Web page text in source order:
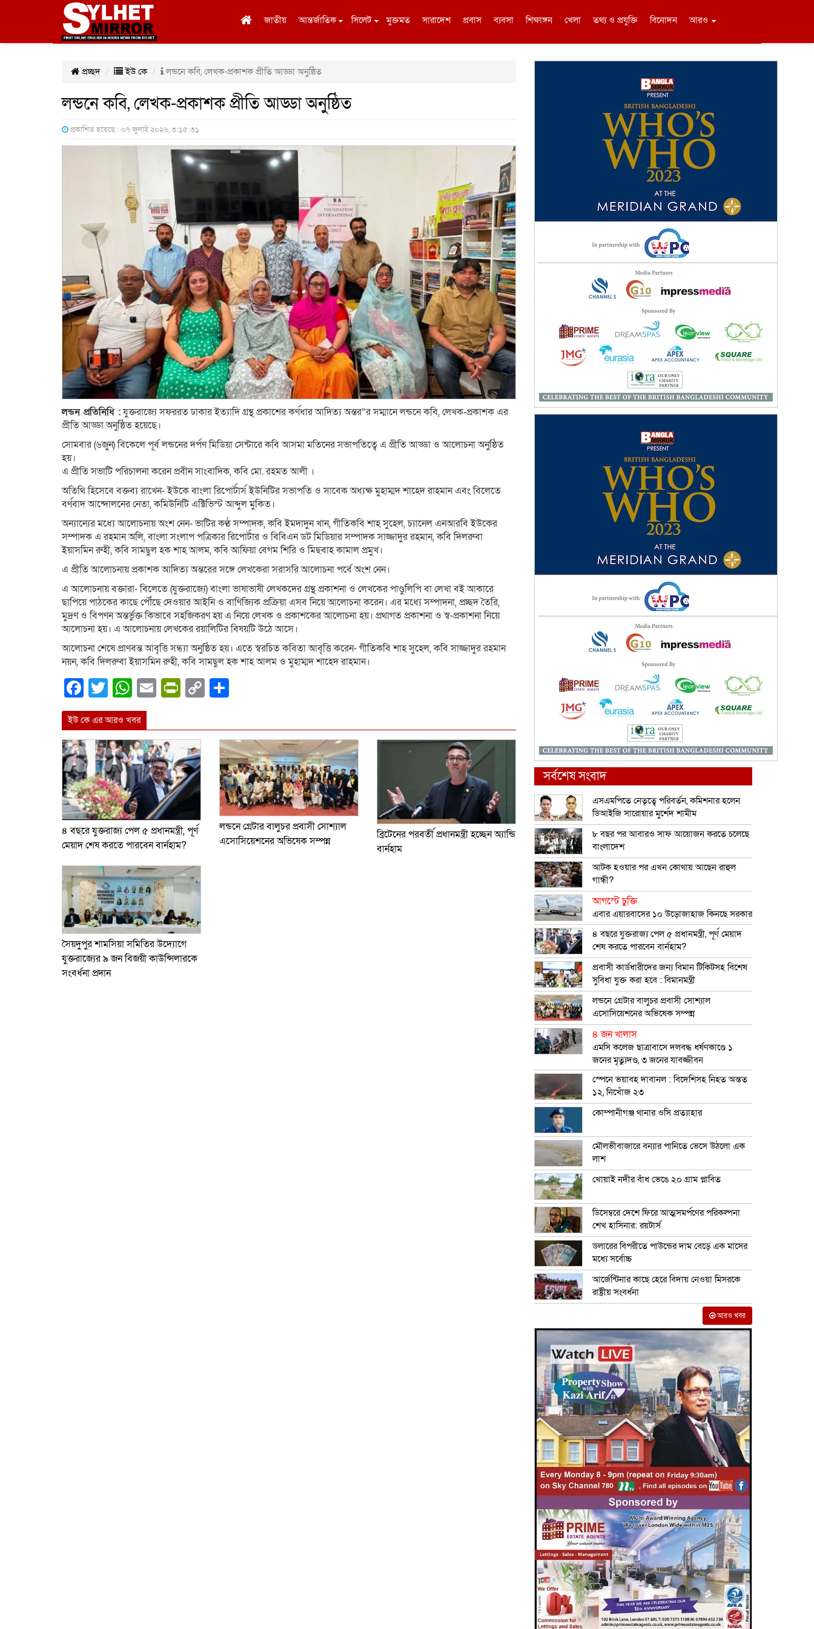
জাতীয় আন্তর্জাতিক সিলেট মুক্তমত সারাদেশ প্রবাস ব্যবসা শিক্ষাঙ্গন খেলা তথ্য ও প্রযুক্তি বিনোদন আরও
প্রচ্ছদ ইউ কে লন্ডনে কবি, লেখক-প্রকাশক প্রীতি আড্ডা অনুষ্ঠিত
লন্ডনে কবি, লেখক-প্রকাশক প্রীতি আড্ডা অনুষ্ঠিত
প্রকাশিত হয়েছে : ০৭ জুলাই ২০২৬, ৩:১৫:৩১
লন্ডন প্রতিনিধি :যুক্তরাজ্যে সফররত ঢাকার ইত‍্যাদি গ্রন্থ প্রকাশের কর্ণধার আদিত্য অন্তর”র সম্মানে লন্ডনে কবি, লেখক-প্রকাশক এর
প্রীতি আড্ডা অনুষ্ঠিত হয়েছে।
সোমবার (৬জুন) বিকেলে পূর্ব লন্ডনের দর্পণ মিডিয়া সেন্টারে কবি আসমা মতিনের সভাপতিত্বে এ প্রীতি আড্ডা ও আলোচনা অনুষ্ঠিত
হয়।
এ প্রীতি সভাটি পরিচালনা করেন প্রবীন সাংবাদিক, কবি মো. রহমত আলী ।
অতিথি হিসেবে বক্তব‍্য রাখেন- ইউকে বাংলা রিপোর্টার্স ইউনিটির সভাপতি ও সাবেক অধ্যক্ষ মুহাম্মদ শাহেদ রাহমান এবং বিলেতে
বর্ণবাদ আন্দোলনের নেতা, কমিউনিটি এক্টিভিস্ট আব্দুল মুকিত।
অন‍্যান‍্যের মধ‍্যে আলোচনায় অংশ নেন- ভাটির কণ্ঠ সম্পাদক, কবি ইমদাদুন খান, গীতিকবি শাহ সুহেল, চ‍্যানেল এনআরবি ইউকের
সম্পাদক এ রহমান অলি, বাংলা সংলাপ পত্রিকার রিপোর্টার ও বিবিএন ডট মিডিয়ার সম্পাদক সাজ্জাদুর রহমান, কবি দিলরুবা
ইয়াসমিন রুহী, কবি সামছুল হক শাহ আলম, কবি আফিয়া বেগম শিরি ও মিছবাহ কামাল প্রমুখ।
এ প্রীতি আলোচনায় প্রকাশক আদিত্য অন্তরের সঙ্গে লেখকেরা সরাসরি আলোচনা পর্বে অংশ নেন।
এ আলোচনায় বক্তারা- বিলেতে (যুক্তরাজ্যে) বাংলা ভাষাভাষী লেখকদের গ্রন্থ প্রকাশনা ও লেখকের পাণ্ডুলিপি বা লেখা বই আকারে
ছাপিয়ে পাঠকের কাছে পৌঁছে দেওয়ার আইনি ও বাণিজ্যিক প্রক্রিয়া এসব নিয়ে আলোচনা করেন। এর মধ্যে সম্পাদনা, প্রচ্ছদ তৈরি,
মুদ্রণ ও বিপণন অন্তর্ভুক্ত কিভাবে সহজিকরণ হয় এ নিয়ে লেখক ও প্রকাশকের আলোচনা হয়। প্রথাগত প্রকাশনা ও স্ব-প্রকাশনা নিয়ে
আলোচনা হয়। এ আলোচনায় লেখকের রয়ালিটির বিষয়টি উঠে আসে।
আলোচনা শেষে প্রাণবন্ত আবৃত্তি সন্ধ্যা অনুষ্ঠিত হয়। এতে স্বরচিত কবিতা আবৃত্তি করেন- গীতিকবি শাহ সুহেল, কবি সাজ্জাদুর রহমান
নয়ন, কবি দিলরুবা ইয়াসমিন রুহী, কবি সামছুল হক শাহ আলম ও মুহাম্মদ শাহেদ রাহমান।
Facebook
Twitter
WhatsApp
EmailPrintFriendly
Copy
ইউ কে এর আরও খবর
৪ বছরে যুক্তরাজ্য পেল ৫ প্রধানমন্ত্রী, পূর্ণ
মেয়াদ শেষ করতে পারবেন বার্নহাম?
লন্ডনে গ্রেটার বালুচর প্রবাসী সোশ্যাল
এসোসিয়েশনের অভিষেক সম্পন্ন
ব্রিটেনের পরবর্তী প্রধানমন্ত্রী হচ্ছেন অ্যান্ডি
বার্নহাম
সৈয়দুপুর শাম‌সিয়া স‌মি‌তির উ‌দ্যো‌গে
যুক্তরাজ্যের ৯ জন বিজয়ী কাউ‌ন্সিলার‌কে
সংবর্ধনা প্রদান
সর্বশেষ সংবাদ
এসএমপিতে নেতৃত্বে পরিবর্তন, কমিশনার হলেন
ডিআইজি সারোয়ার মুর্শেদ শামীম
৮ বছর পর আবারও সাফ আয়োজন করতে চলেছে
বাংলাদেশ
আটক হওয়ার পর এখন কোথায় আছেন রাহুল
গান্ধী?
আগস্টে চুক্তি
এবার এয়ারবাসের ১০ উড়োজাহাজ কিনছে সরকার
৪ বছরে যুক্তরাজ্য পেল ৫ প্রধানমন্ত্রী, পূর্ণ মেয়াদ
শেষ করতে পারবেন বার্নহাম?
প্রবাসী কার্ডধারীদের জন্য বিমান টিকিটসহ বিশেষ
সুবিধা যুক্ত করা হবে : বিমানমন্ত্রী
লন্ডনে গ্রেটার বালুচর প্রবাসী সোশ্যাল
এসোসিয়েশনের অভিষেক সম্পন্ন
৪ জন খালাস
এমসি কলেজ ছাত্রাবাসে দলবদ্ধ ধর্ষণকাণ্ডে ১
জনের মৃত্যুদণ্ড, ৩ জনের যাবজ্জীবন
স্পেনে ভয়াবহ দাবানল : বিদেশিসহ নিহত অন্তত
১২, নিখোঁজ ২৩
কোম্পানীগঞ্জ থানার ওসি প্রত্যাহার
মৌলভীবাজারে বন্যার পানিতে ভেসে উঠলো এক
লাশ
খোয়াই নদীর বাঁধ ভেঙে ২০ গ্রাম প্লাবিত
ডিসেম্বরে দেশে ফিরে আত্মসমর্পণের পরিকল্পনা
শেখ হাসিনার: রয়টার্স
ডলারের বিপরীতে পাউন্ডের দাম বেড়ে এক মাসের
মধ্যে সর্বোচ্চ
আর্জেন্টিনার কাছে হেরে বিদায় নেওয়া মিসরকে
রাষ্ট্রীয় সংবর্ধনা
আরও খবর